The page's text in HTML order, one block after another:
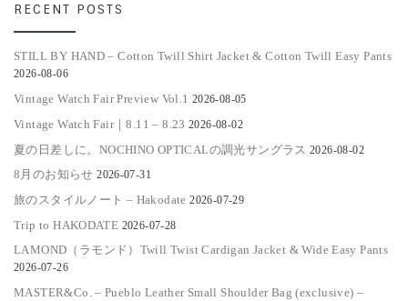
RECENT POSTS
STILL BY HAND – Cotton Twill Shirt Jacket & Cotton Twill Easy Pants
2026-08-06
Vintage Watch Fair Preview Vol.1 2026-08-05
Vintage Watch Fair｜8.11 – 8.23 2026-08-02
夏の日差しに。NOCHINO OPTICALの調光サングラス 2026-08-02
8月のお知らせ 2026-07-31
旅のスタイルノート – Hakodate 2026-07-29
Trip to HAKODATE 2026-07-28
LAMOND（ラモンド）Twill Twist Cardigan Jacket & Wide Easy Pants
2026-07-26
MASTER&Co. – Pueblo Leather Small Shoulder Bag (exclusive) –